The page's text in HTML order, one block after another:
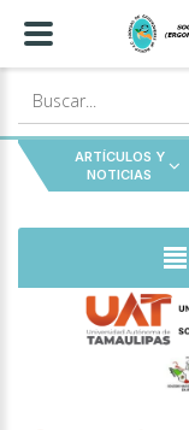
ARTÍCULOS Y
NOTICIAS